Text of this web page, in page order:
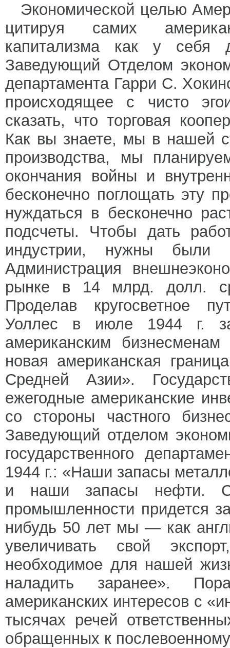
Экономической целью
цитируя самих
капитализма как у
Заведующий Отделом
департамента Гарри С.
происходящее с чисто
сказать, что торговая
Как вы знаете, мы в нашей
производства, мы
окончания войны и
бесконечно поглощать эту
нуждаться в бесконечно
подсчеты. Чтобы дать
индустрии, нужны
Администрация
рынке в 14 млрд. долл.
Проделав кругосветное
Уоллес в июле 1944 г.
американским
новая американская
Средней Азии».
ежегодные американские
со стороны частного
Заведующий отделом
государственного
1944 г.: «Наши запасы
и наши запасы нефти.
промышленности придется
нибудь 50 лет мы — как
увеличивать свой
необходимое для нашей
наладить заранее».
американских интересов с
тысячах речей
обращенных к